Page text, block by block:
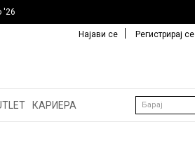
'26
Најави се Регистрирај се
КАРИЕРА Барај